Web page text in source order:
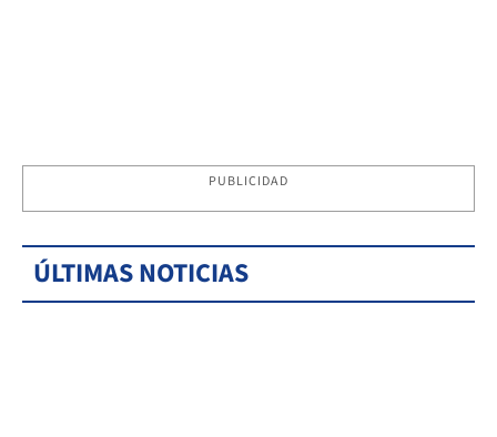
PUBLICIDAD
ÚLTIMAS NOTICIAS